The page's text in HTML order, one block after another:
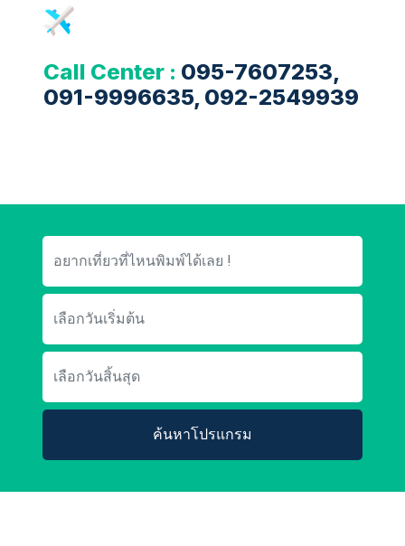
Call Center : 095-7607253,
091-9996635, 092-2549939
ค้นหาโปรแกรม